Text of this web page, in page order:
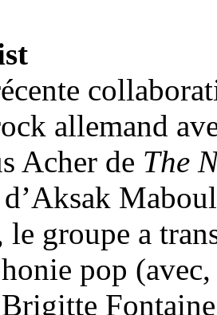
allemand
Acher de The
d’Aksak
le groupe a
pop